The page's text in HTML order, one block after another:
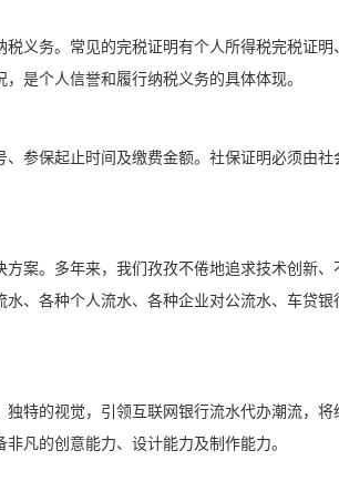
义务。常见的完税证明有个人所得税完税证
是个人信誉和履行纳税义务的具体体现。
参保起止时间及缴费金额。社保证明必须由
案。多年来，我们孜孜不倦地追求技术创新
、各种个人流水、各种企业对公流水、车贷
特的视觉，引领互联网银行流水代办潮流，
凡的创意能力、设计能力及制作能力。